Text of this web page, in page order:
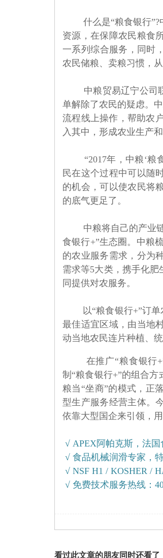
什么是“粮食银行
资源，在保障农民粮食
一系列综合服务，同时
农民储粮、卖粮习惯，从
中粮贸易辽宁公司
单解除了农民的疑虑。
流程线上操作，帮助农
入其中，形成农业生产
“2017年，中粮‘
民在这个过程中可以随
的机会，可以使农民将
的底气更足了。
中粮将自己的产业
食银行+”生态圈。中粮
的农业服务需求，分为
需求等5大类，携手化
同提供对农服务。
以“粮食银行+”订
最佳适宜区域，由当地
动当地农民连片种植、统
在推广“粮食银行
制“粮食银行+”的组合
粮当“坐商”的模式，正
型生产服务经营主体。
依靠大型国企来引领，
√ APEX阿帕克斯，法
√ 食品机械润滑专家，
√ NSF H1 / KOSHER /
√ 免费技术服务热线：
看过此文章的朋友同时还看了